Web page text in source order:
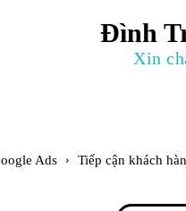
Đình
Xin
Ads Tiếp cận khách